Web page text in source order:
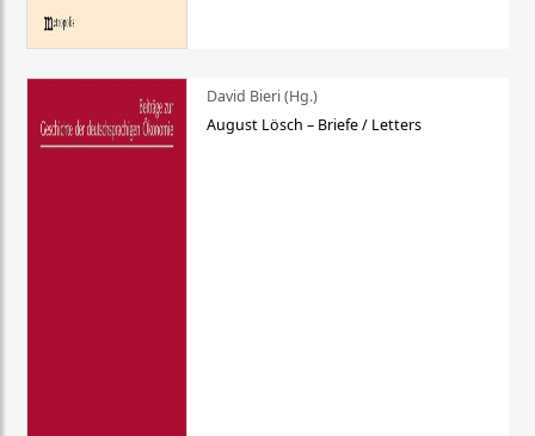
David Bieri (Hg.)
August Lösch – Briefe / Letters